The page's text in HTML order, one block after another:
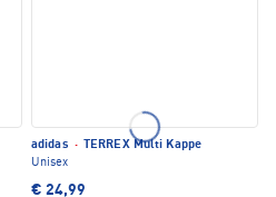
adidas ·
TERREX Multi Kappe
Unisex
€ 24,99